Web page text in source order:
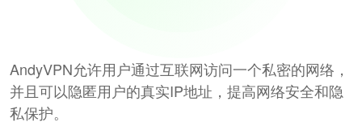
AndyVPN允许用户通过互联网访问一个私密的网络，
并且可以隐匿用户的真实IP地址，提高网络安全和隐
私保护。